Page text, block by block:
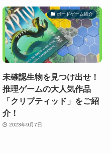
ボードゲーム紹介
未確認生物を見つけ出せ！
推理ゲームの大人気作品
「クリプティッド」をご紹
介！
2023年9月7日